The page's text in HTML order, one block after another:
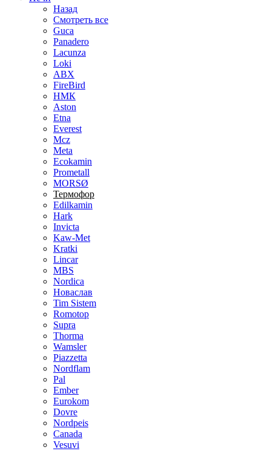
Назад
Смотреть все
Guca
Panadero
Lacunza
Loki
ABX
FireBird
НМК
Aston
Etna
Everest
Mcz
Meta
Ecokamin
Prometall
MORSØ
Термофор
Edilkamin
Hark
Invicta
Kaw-Met
Kratki
Lincar
MBS
Nordica
Новаслав
Tim Sistem
Romotop
Supra
Thorma
Wamsler
Piazzetta
Nordflam
Pal
Ember
Eurokom
Dovre
Nordpeis
Canada
Vesuvi